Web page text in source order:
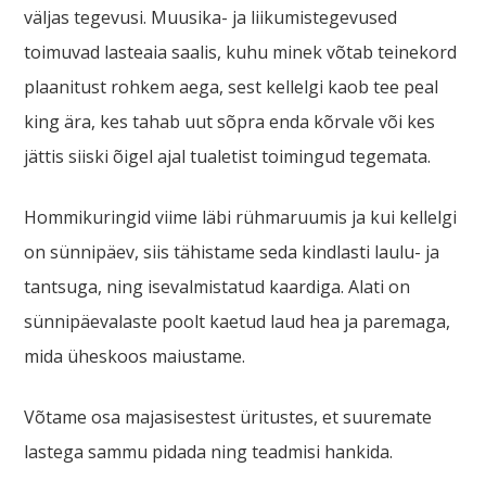
väljas tegevusi. Muusika- ja liikumistegevused
toimuvad lasteaia saalis, kuhu minek võtab teinekord
plaanitust rohkem aega, sest kellelgi kaob tee peal
king ära, kes tahab uut sõpra enda kõrvale või kes
jättis siiski õigel ajal tualetist toimingud tegemata.
Hommikuringid viime läbi rühmaruumis ja kui kellelgi
on sünnipäev, siis tähistame seda kindlasti laulu- ja
tantsuga, ning isevalmistatud kaardiga. Alati on
sünnipäevalaste poolt kaetud laud hea ja paremaga,
mida üheskoos maiustame.
Võtame osa majasisestest üritustes, et suuremate
lastega sammu pidada ning teadmisi hankida.